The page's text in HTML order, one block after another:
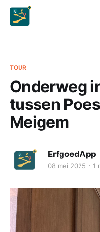
TOUR
Onderweg
tussen
Meigem
ErfgoedApp
08 mei 2025 1